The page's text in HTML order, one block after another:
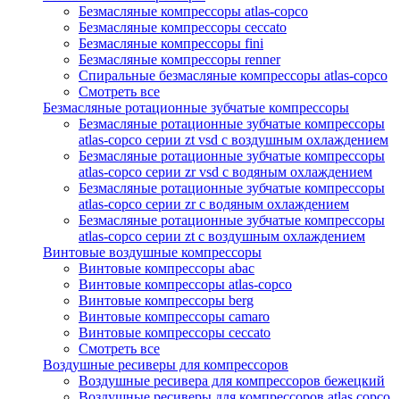
Безмасляные компрессоры atlas-copco
Безмасляные компрессоры ceccato
Безмасляные компрессоры fini
Безмасляные компрессоры renner
Спиральные безмасляные компрессоры atlas-copco
Смотреть все
Безмасляные ротационные зубчатые компрессоры
Безмасляные ротационные зубчатые компрессоры
atlas-copco серии zt vsd с воздушным охлаждением
Безмасляные ротационные зубчатые компрессоры
atlas-copco серии zr vsd с водяным охлаждением
Безмасляные ротационные зубчатые компрессоры
atlas-copco серии zr с водяным охлаждением
Безмасляные ротационные зубчатые компрессоры
atlas-copco серии zt с воздушным охлаждением
Винтовые воздушные компрессоры
Винтовые компрессоры abac
Винтовые компрессоры atlas-copco
Винтовые компрессоры berg
Винтовые компрессоры camaro
Винтовые компрессоры ceccato
Смотреть все
Воздушные ресиверы для компрессоров
Воздушные ресивера для компрессоров бежецкий